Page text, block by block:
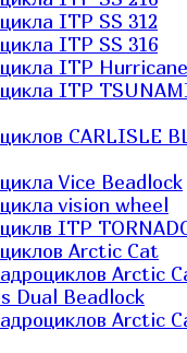
ITP SS 312
ITP SS 316
ITP Hurricane
ITP
CARLISLE
Vice Beadlock
vision wheel
ITP
Arctic Cat
Arctic
Dual Beadlock
Arctic